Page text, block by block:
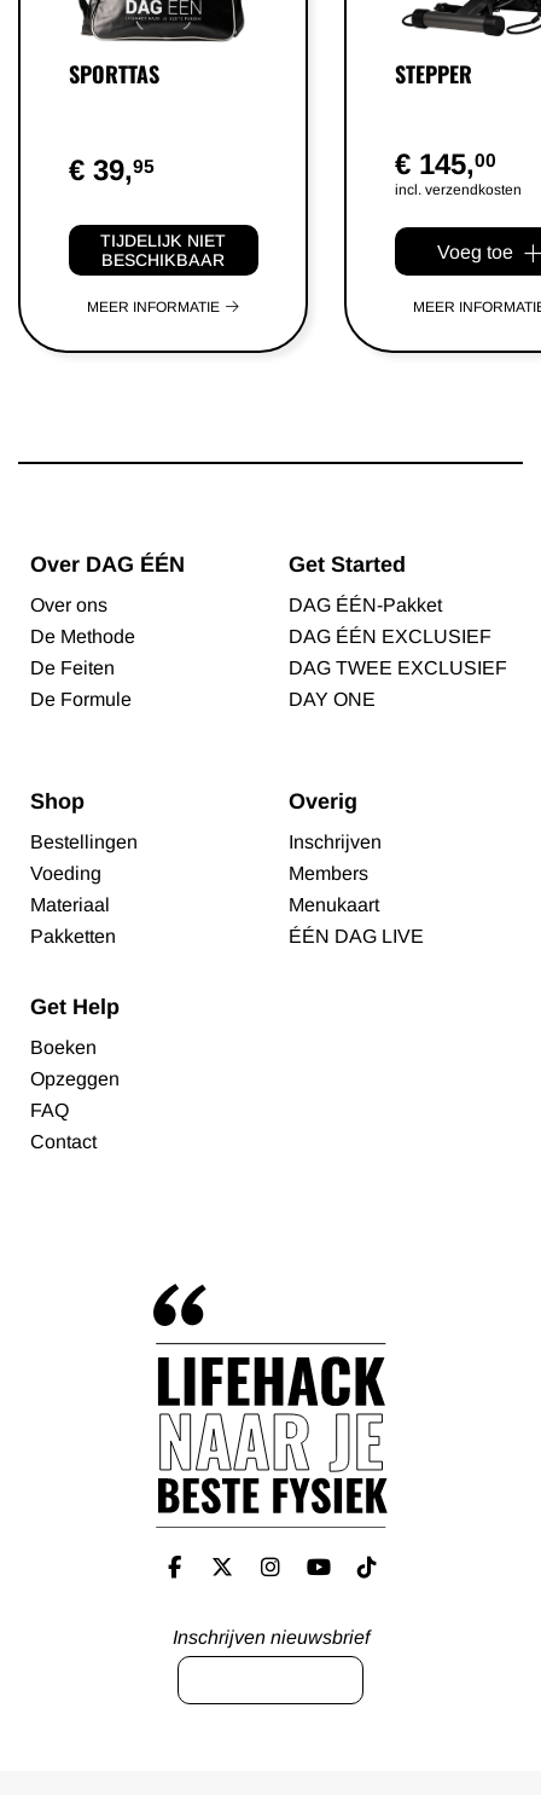
SPORTTAS
€ 39,95
TIJDELIJK NIET
BESCHIKBAAR
MEER INFORMATIE
STEPPER
€ 145,00
incl. verzendkosten
Voeg toe
MEER
Inschrijven nieuwsbrief
Over DAG ÉÉN
Over ons
De Methode
De Feiten
De Formule
Get Started
DAG ÉÉN-Pakket
DAG ÉÉN EXCLUSIEF
DAG TWEE EXCLUSIEF
DAY ONE
Shop
Bestellingen
Voeding
Materiaal
Pakketten
Get Help
Boeken
Opzeggen
FAQ
Contact
Overig
Inschrijven
Members
Menukaart
ÉÉN DAG LIVE